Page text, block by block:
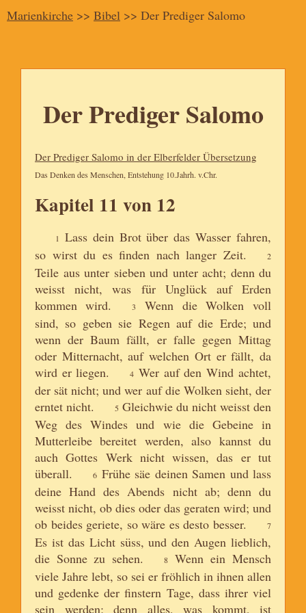
Der Prediger Salomo
Der Prediger Salomo in der Elberfelder Übersetzung
Das Denken des Menschen, Entstehung 10.Jahrh. v.Chr.
Kapitel 11 von 12
1
Lass dein Brot über das Wasser fahren,
so wirst du es finden nach langer Zeit.
2
Teile aus unter sieben und unter acht; denn du
weisst nicht, was für Unglück auf Erden
kommen wird.
3
Wenn die Wolken voll
sind, so geben sie Regen auf die Erde; und
wenn der Baum fällt, er falle gegen Mittag
oder Mitternacht, auf welchen Ort er fällt, da
wird er liegen.
4 Wer auf den Wind achtet,
der sät nicht; und wer auf die Wolken sieht, der
erntet nicht.
5 Gleichwie du nicht weisst den
Weg des Windes und wie die Gebeine in
Mutterleibe bereitet werden, also kannst du
auch Gottes Werk nicht wissen, das er tut
überall.
6 Frühe säe deinen Samen und lass
deine Hand des Abends nicht ab; denn du
weisst nicht, ob dies oder das geraten wird; und
ob beides geriete, so wäre es desto besser.
7
Es ist das Licht süss, und den Augen lieblich,
die Sonne zu sehen.
8
Wenn ein Mensch
viele Jahre lebt, so sei er fröhlich in ihnen allen
und gedenke der finstern Tage, dass ihrer viel
sein werden; denn alles, was kommt, ist
Marienkirche >> Bibel >> Der Prediger Salomo